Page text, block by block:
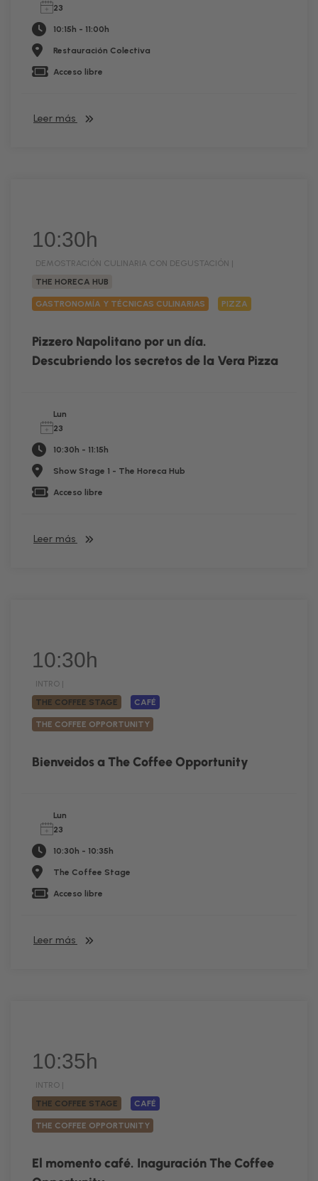
23
10:15h - 11:00h
Restauración Colectiva
Acceso libre
Leer más
10:30h
DEMOSTRACIÓN CULINARIA CON DEGUSTACIÓN |
THE HORECA HUB
GASTRONOMÍA Y TÉCNICAS CULINARIAS PIZZA
Pizzero Napolitano por un día.
Descubriendo los secretos de la Vera Pizza
Lun
23
10:30h - 11:15h
Show Stage 1 - The Horeca Hub
Acceso libre
Leer más
10:30h
INTRO |
THE COFFEE STAGE
CAFÉ
THE COFFEE OPPORTUNITY
Bienveidos a The Coffee Opportunity
Lun
23
10:30h - 10:35h
The Coffee Stage
Acceso libre
Leer más
10:35h
INTRO |
THE COFFEE STAGE
CAFÉ
THE COFFEE OPPORTUNITY
El momento café. Inaguración The Coffee